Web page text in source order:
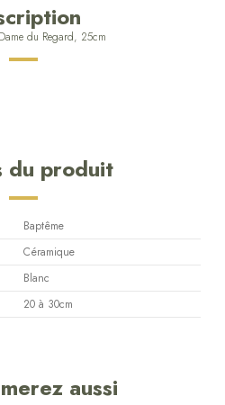
du Regard, 25cm
du produit
Baptême
Céramique
Blanc
20 à 30cm
aussi